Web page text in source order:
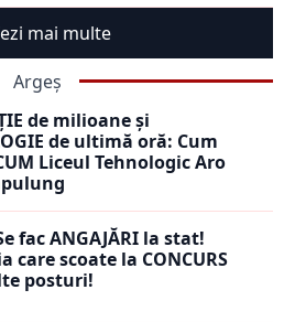
mai multe
Argeș
de milioane și
de ultimă oră: Cum
Liceul Tehnologic Aro
fac ANGAJĂRI la stat!
scoate la CONCURS
posturi!